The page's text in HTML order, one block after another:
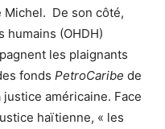
Michel. De son côté,
humains (OHDH)
les plaignants
fonds PetroCaribe de
américaine. Face
haïtienne, « les